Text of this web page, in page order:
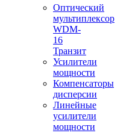
Оптический
мультиплексор
WDM-
16
Транзит
Усилители
мощности
Компенсаторы
дисперсии
Линейные
усилители
мощности